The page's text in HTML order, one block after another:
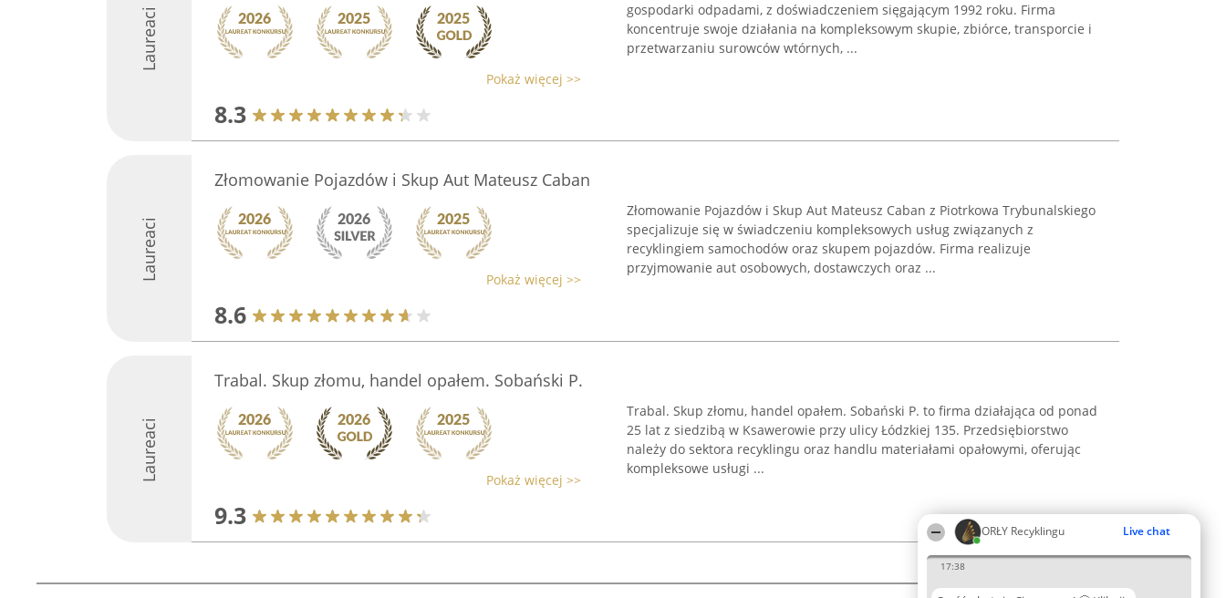
ORŁY Recyklingu Live chat
17:38
Laureaci
Pokaż więcej >>
8.3
gospodarki odpadami, z doświadczeniem sięgającym 1992 roku. Firma
koncentruje swoje działania na kompleksowym skupie, zbiórce, transporcie i
przetwarzaniu surowców wtórnych, ...
Laureaci
Złomowanie Pojazdów i Skup Aut Mateusz Caban
Pokaż więcej >>
8.6
Złomowanie Pojazdów i Skup Aut Mateusz Caban z Piotrkowa Trybunalskiego
specjalizuje się w świadczeniu kompleksowych usług związanych z
recyklingiem samochodów oraz skupem pojazdów. Firma realizuje
przyjmowanie aut osobowych, dostawczych oraz ...
Laureaci
Trabal. Skup złomu, handel opałem. Sobański P.
Pokaż więcej >>
9.3
Trabal. Skup złomu, handel opałem. Sobański P. to firma działająca od ponad
25 lat z siedzibą w Ksawerowie przy ulicy Łódzkiej 135. Przedsiębiorstwo
należy do sektora recyklingu oraz handlu materiałami opałowymi, oferując
kompleksowe usługi ...